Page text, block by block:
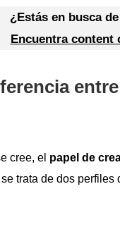
¿Estás en busca
Encuentra content
cree, el papel de
trata de dos